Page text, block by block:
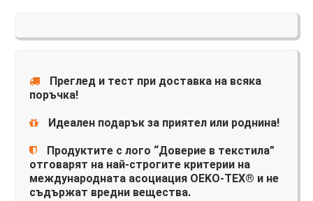
Преглед и тест при доставка на всяка
поръчка!
Идеален подарък за приятел или роднина!
Продуктите с лого “Доверие в текстила”
отговарят на най-строгите критерии на
международната асоциация OEKO-TEX® и не
съдържат вредни вещества.